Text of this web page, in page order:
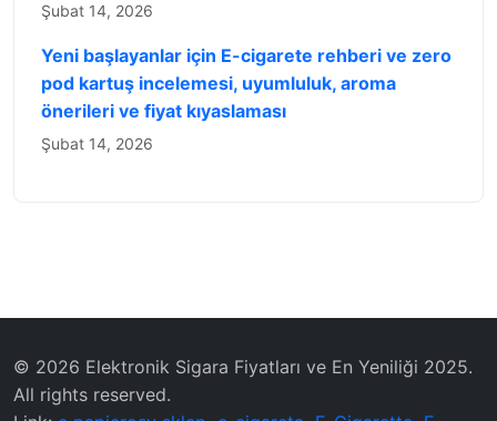
Şubat 14, 2026
Yeni başlayanlar için E-cigarete rehberi ve zero
pod kartuş incelemesi, uyumluluk, aroma
önerileri ve fiyat kıyaslaması
Şubat 14, 2026
© 2026 Elektronik Sigara Fiyatları ve En Yeniliği 2025.
All rights reserved.